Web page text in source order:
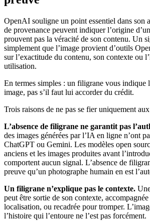
OpenAI souligne un point essentiel dans son
de provenance peuvent indiquer l’origine
prouvent pas la véracité de son contenu. Un
simplement que l’image provient d’outils
sur l’exactitude du contenu, son contexte ou
utilisation.
En termes simples : un filigrane vous indique
image, pas s’il faut lui accorder du crédit.
Trois raisons de ne pas se fier uniquement
L’absence de filigrane ne garantit pas
des images générées par l’IA en ligne n’ont
ChatGPT ou Gemini. Les modèles open
anciens et les images produites avant
comportent aucun signal. L’absence de
preuve qu’un photographe humain en est
Un filigrane n’explique pas le contexte.
peut être sortie de son contexte, accompagnée
localisation, ou recadrée pour tromper.
l’histoire qui l’entoure ne l’est pas forcément.